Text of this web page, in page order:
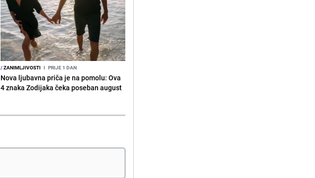
/ZANIMLJIVOSTI I PRIJE 1 DAN
Nova ljubavna priča je na pomolu: Ova
4 znaka Zodijaka čeka poseban august